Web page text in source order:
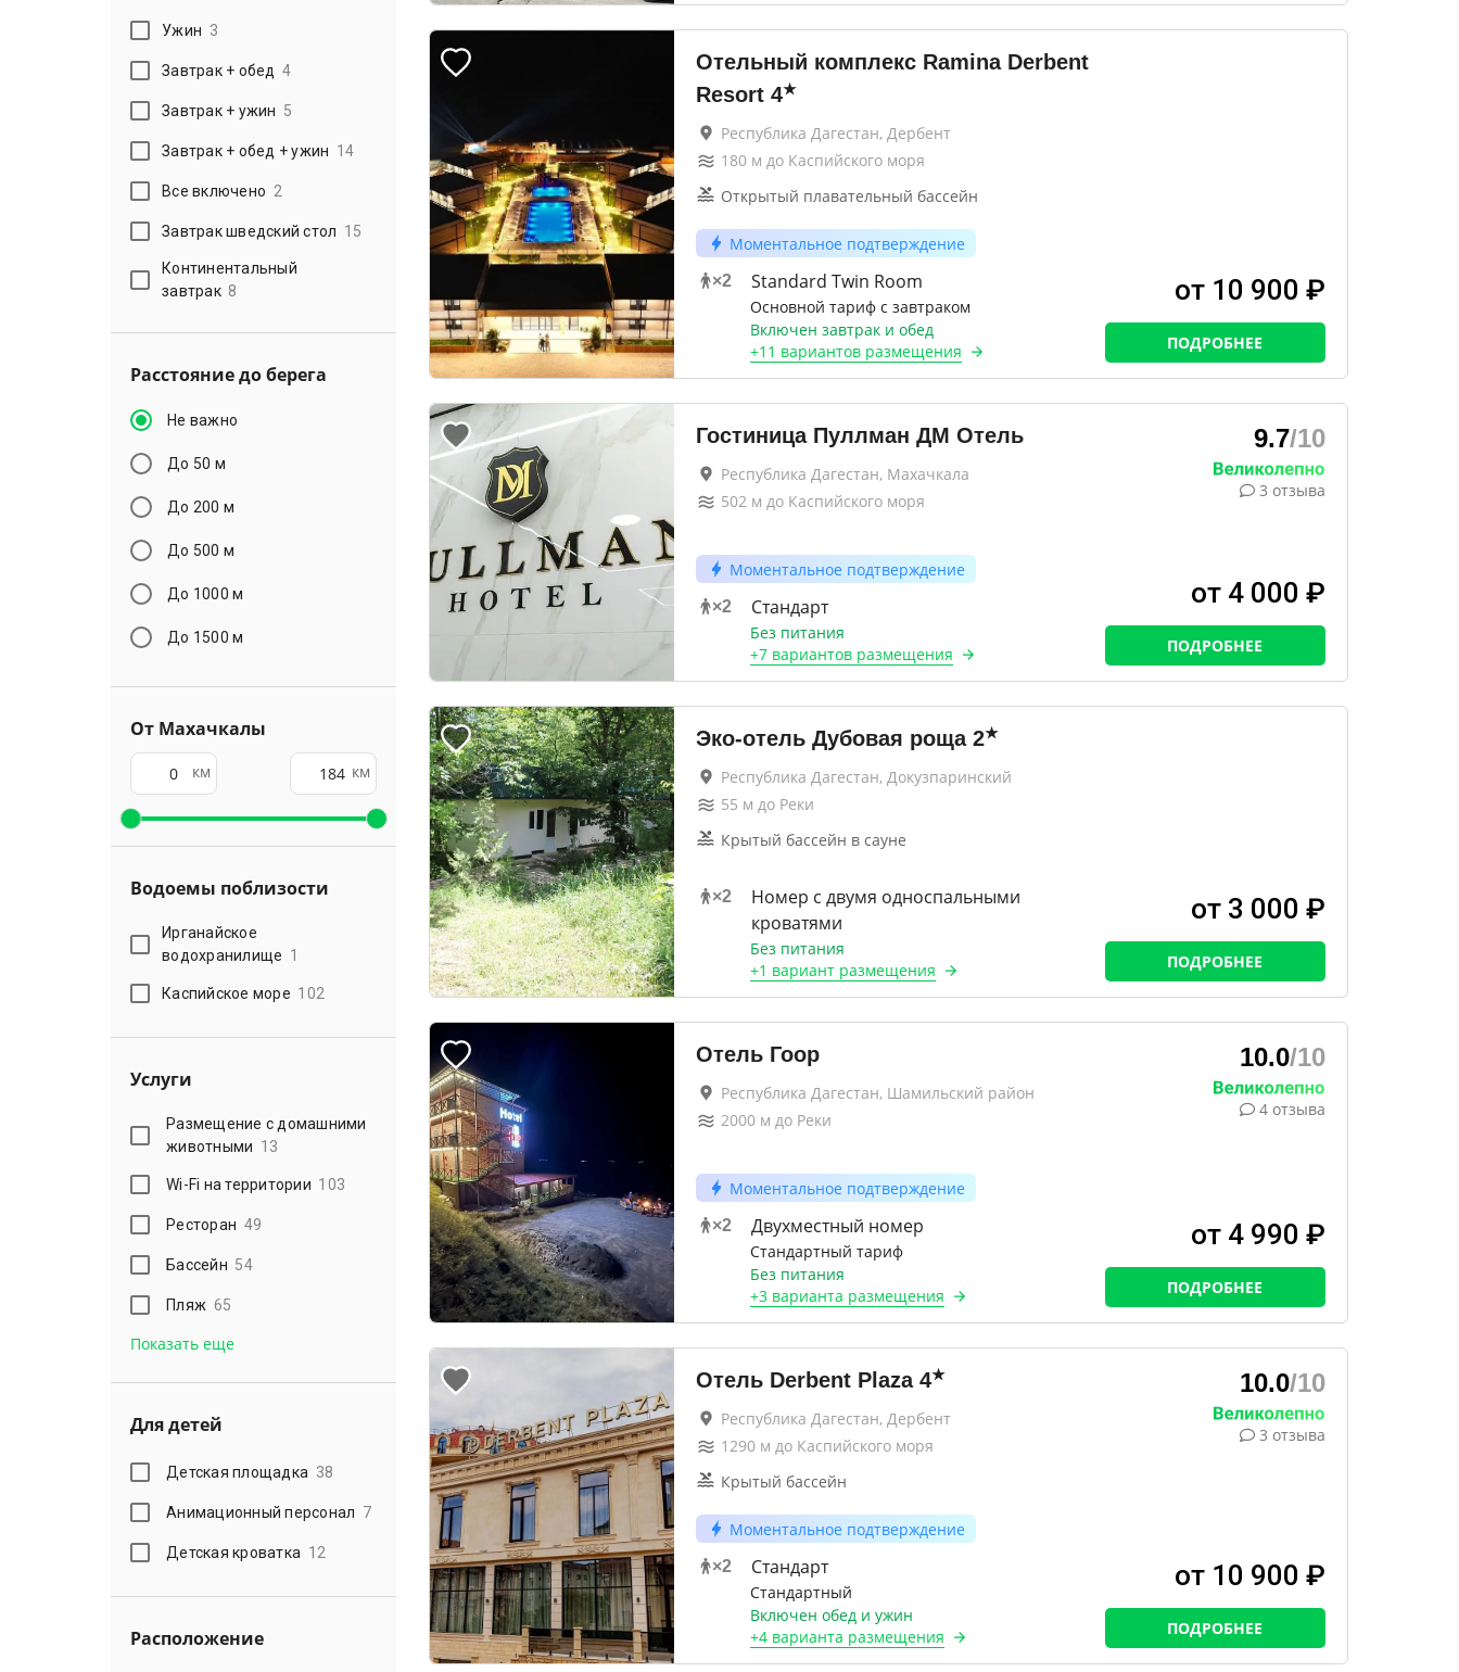
Ужин 3
Завтрак + обед 4
Завтрак + ужин 5
Завтрак + обед + ужин 14
Все включено 2
Завтрак шведский стол 15
Континентальный
завтрак 8
Расстояние до берега
Не важно
До 50 м
До 200 м
До 500 м
До 1000 м
До 1500 м
От Махачкалы
км км
Водоемы поблизости
Ирганайское
водохранилище 1
Каспийское море 102
Услуги
Размещение с домашними
животными 13
Wi-Fi на территории 103
Ресторан 49
Бассейн 54
Пляж 65
Показать еще
Для детей
Детская площадка 38
Анимационный персонал 7
Детская кроватка 12
Расположение
Отельный комплекс Ramina Derbent
Resort 4★
Республика Дагестан, Дербент
180м до Каспийского моря
Открытый плавательный бассейн
Моментальное подтверждение
×2 Standard Twin Room
Основной тариф с завтраком
Включен завтрак и обед
+11 вариантовразмещения
от 10 900 ₽
ПОДРОБНЕЕ
Гостиница Пуллман ДМ Отель
Республика Дагестан, Махачкала
502м до Каспийского моря
Моментальное подтверждение
×2 Стандарт
Без питания
+7 вариантовразмещения
9.7/10
3 отзыва
от 4 000 ₽
ПОДРОБНЕЕ
Эко-отель Дубовая роща 2★
Республика Дагестан, Докузпаринский
55 м до Реки
Крытый бассейн в сауне
×2
Номер с двумя односпальными
кроватями
Без питания
+1 вариантразмещения
от 3 000 ₽
ПОДРОБНЕЕ
Отель Гоор
Республика Дагестан, Шамильский район
2000м до Реки
Моментальное подтверждение
×2 Двухместный номер
Стандартный тариф
Без питания
+3 варианта размещения
10.0/10
4 отзыва
от 4 990 ₽
ПОДРОБНЕЕ
Отель Derbent Plaza 4★
Республика Дагестан, Дербент
1290м до Каспийского моря
Крытый бассейн
Моментальное подтверждение
×2 Стандарт
Стандартный
Включен обед и ужин
+4 варианта размещения
10.0/10
3 отзыва
от 10 900 ₽
ПОДРОБНЕЕ